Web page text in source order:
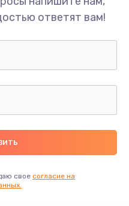
(гарнитуры)
отпечатка
ответят вам!
свое согласие на